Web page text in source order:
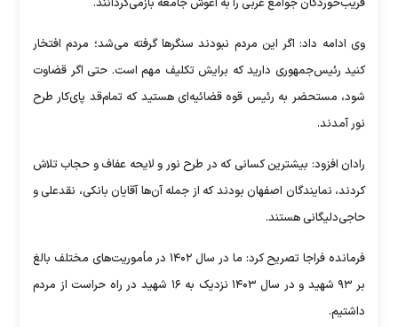
فریب‌خوردگان جوامع غربی را به آغوش جامعه بازمی‌گردانند.
وی ادامه داد: اگر این مردم نبودند سنگر‌ها گرفته می‌شد؛ مردم افتخار
کنید رئیس‌جمهوری دارید که برایش تکلیف مهم است. حتی اگر قضاوت
شود، مستحضر به رئیس قوه قضائیه‌ای هستید که تمام‌قد پای‌کار طرح
نور آمدند.
رادان افزود: بیشترین کسانی که در طرح نور و لایحه عفاف و حجاب تلاش
کردند، نمایندگان اصفهان بودند که از جمله آن‌ها آقایان بانکی، نقدعلی و
حاجی‌دلیگانی هستند.
فرمانده فراجا تصریح کرد: ما در سال ۱۴۰۲ در مأموریت‌های مختلف بالغ
بر ۹۳ شهید و در سال ۱۴۰۳ نزدیک به ۱۶ شهید در راه حراست از مردم
داشتیم.